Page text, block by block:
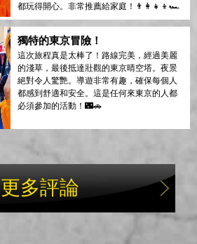
都玩得開心。非常推薦給家庭！👨‍👩‍👧‍👦🏎️
獨特的東京冒險！
這次旅程真是太棒了！路線完美，經過美麗
的淺草，最後抵達壯觀的東京晴空塔。夜景
絕對令人驚艷。導遊非常有趣，確保每個人
都感到舒適和安全。這是任何來東京的人都
必須參加的活動！🌃🚗
更多評論